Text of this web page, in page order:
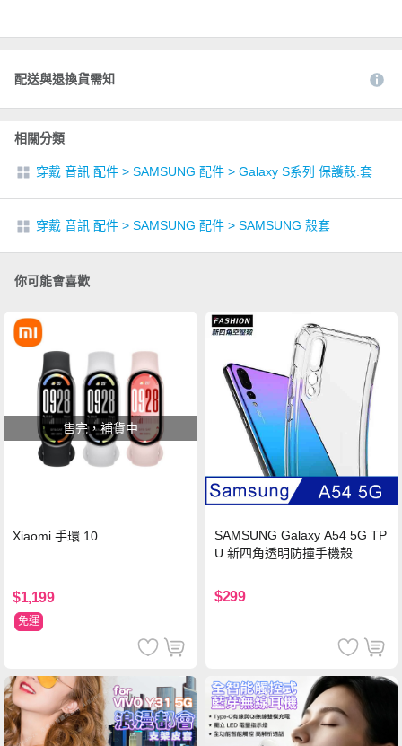
配送與退換貨需知
相關分類
穿戴 音訊 配件 > SAMSUNG 配件 > Galaxy S系列 保護殼.套
穿戴 音訊 配件 > SAMSUNG 配件 > SAMSUNG 殼套
你可能會喜歡
售完，補貨中
Xiaomi 手環 10
$1,199
免運
SAMSUNG Galaxy A54 5G TP
U 新四角透明防撞手機殼
$299